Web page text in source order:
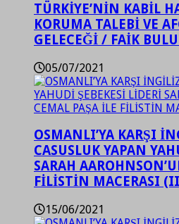
TÜRKİYE’NİN KABİL
KORUMA TALEBİ VE
GELECEĞİ / FAİK
05/07/2021
OSMANLI’YA KARŞI
CASUSLUK YAPAN
SARAH
FİLİSTİN MACERASI
15/06/2021